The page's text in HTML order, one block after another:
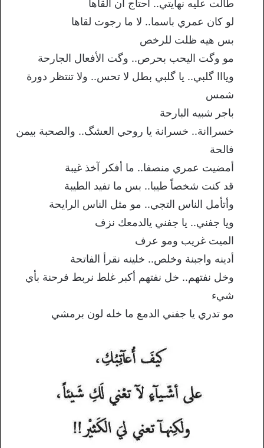
طالت عليه نهايتي.. أحتاج أن ألقاها
لو كان عمري باسما.. لا ما رجوت لقاها
بس هيه ظلت للرخص
مو وگت اليحب بحرص.. وگت الأفعال الجارحة
ويااا گلبي.. يا گلبي بطل لا تحس.. ولا تنتظر دورة
شمس
باجر شبيه البارحة
خسراانة.. خسرانة يا روحي العشگ.. والصحبة بيمن
فالحة
أمضيت عمري منصفا.. ما أفكر آخذ غيبة
قد كنت شخصاً طيبا.. بس ما تفيد الطيبة
وأتأمل الناس التجي.. مو مثل الناس الرايحة
ويا جفني.. يا جفني يالدمعك نزف
الميت غريب ومو عرف
أدينه واجبنة وخلص.. خلينه نقرأ الفاتحة
وخل نفتهم.. خل نفتهم أكبر غلط نربط فرحنة بأي
شيء
مو تدري يا جفني الدمع ما خله لون برمشي